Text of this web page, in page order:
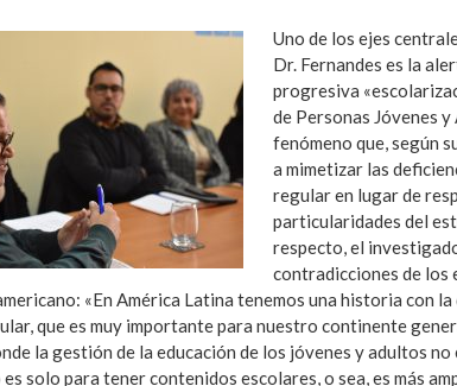
Uno de los ejes
Dr. Fernandes es la
progresiva
de Personas Jóvenes y
fenómeno que, según
a mimetizar las
regular en lugar de
particularidades del
respecto, el
contradicciones de los
«En América Latina tenemos una historia con la
que es muy importante para nuestro continente
la gestión de la educación de los jóvenes y adultos no
solo para tener contenidos escolares, o sea, es más